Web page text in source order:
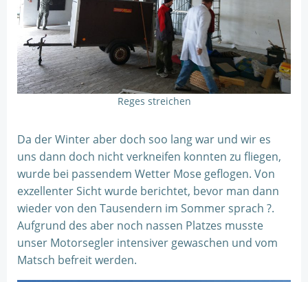
Reges streichen
Da der Winter aber doch soo lang war und wir es
uns dann doch nicht verkneifen konnten zu fliegen,
wurde bei passendem Wetter Mose geflogen. Von
exzellenter Sicht wurde berichtet, bevor man dann
wieder von den Tausendern im Sommer sprach ?.
Aufgrund des aber noch nassen Platzes musste
unser Motorsegler intensiver gewaschen und vom
Matsch befreit werden.